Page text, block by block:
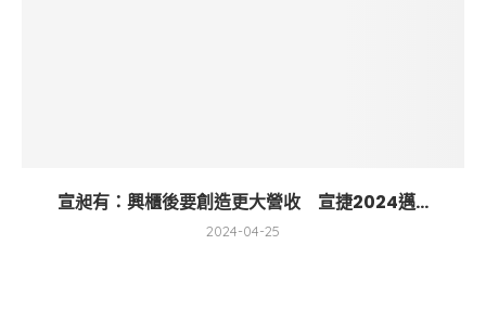
宣昶有：興櫃後要創造更大營收 宣捷2024邁...
2024-04-25